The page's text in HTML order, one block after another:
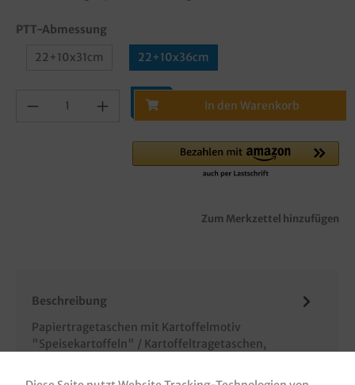
PTT-Abmessung
22+10x31cm
22+10x36cm
In den Warenkorb
Zum Merkzettel hinzufügen
Beschreibung
Papiertragetaschen mit Kartoffelmotiv
"Speisekartoffeln" / Kartoffeltragetaschen,